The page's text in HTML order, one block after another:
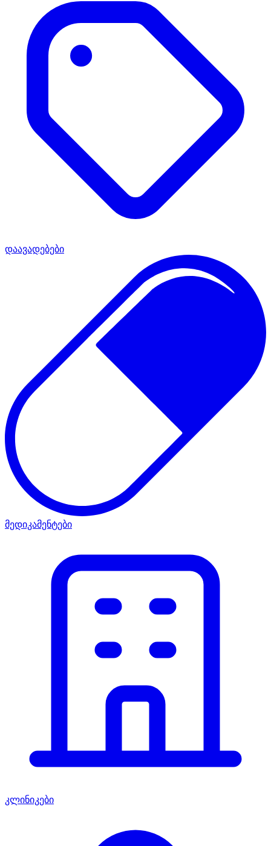
დაავადებები
მედიკამენტები
კლინიკები